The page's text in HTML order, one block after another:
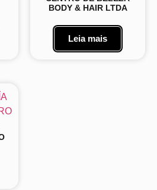
BODY & HAIR LTDA
Leia mais